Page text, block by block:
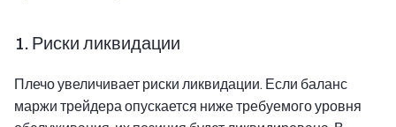
1. Риски ликвидации
Плечо увеличивает риски ликвидации. Если баланс
маржи трейдера опускается ниже требуемого уровня